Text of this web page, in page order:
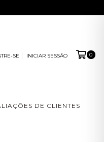
SE INICIAR SESSÃO 0
DE CLIENTES